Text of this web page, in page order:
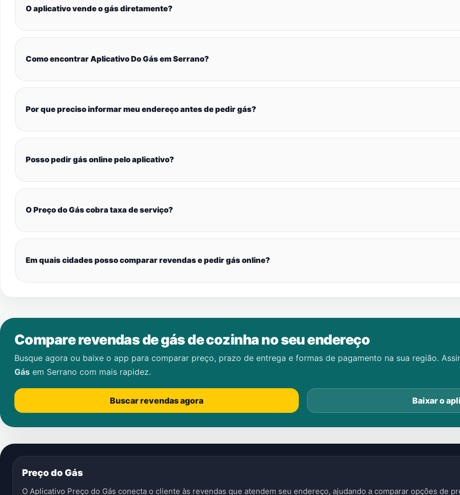
O aplicativo vende o gás diretamente?
Como encontrar Aplicativo Do Gás em Serrano?
Por que preciso informar meu endereço antes de pedir gás?
Posso pedir gás online pelo aplicativo?
O Preço do Gás cobra taxa de serviço?
Em quais cidades posso comparar revendas e pedir gás online?
Compare revendas de gás de cozinha no seu endereço
Busque agora ou baixe o app para comparar preço, prazo de entrega e formas de pagamento na sua região.
Gás em Serrano com mais rapidez.
Buscar revendas agora Baixar o
Preço do Gás
O Aplicativo Preço do Gás conecta o cliente às revendas que atendem seu endereço, ajudando a comparar opções de